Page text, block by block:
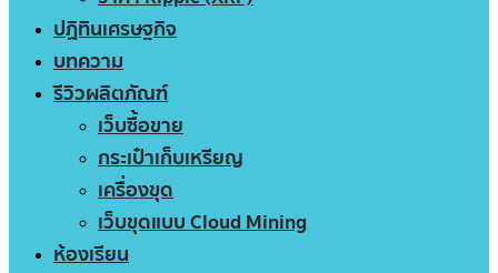
ปฏิทินเศรษฐกิจ
บทความ
รีวิวผลิตภัณฑ์
เว็บซื้อขาย
กระเป๋าเก็บเหรียญ
เครื่องขุด
เว็บขุดแบบ Cloud Mining
ห้องเรียน